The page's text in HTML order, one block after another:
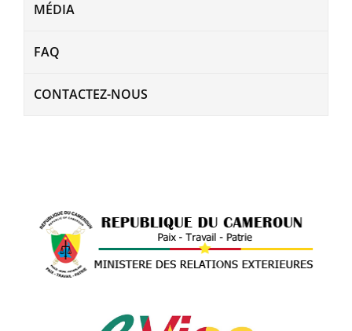
MÉDIA
FAQ
CONTACTEZ-NOUS